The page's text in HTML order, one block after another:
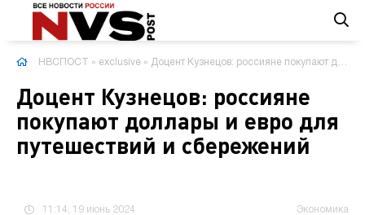
НВСПОСТ » exclusive » Доцент Кузнецов: россияне покупают доллары и евро для путешествий и сбережений
Доцент Кузнецов: россияне
покупают доллары и евро для
путешествий и сбережений
11:14, 19 июнь 2024 Экономика